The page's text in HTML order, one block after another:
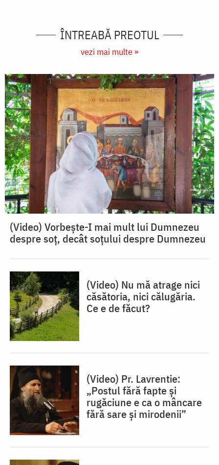
ÎNTREABĂ PREOTUL
vezi mai multe »
(Video) Vorbește-I mai mult lui Dumnezeu
despre soț, decât soțului despre Dumnezeu
(Video) Nu mă atrage nici
căsătoria, nici călugăria.
Ce e de făcut?
(Video) Pr. Lavrentie:
„Postul fără fapte și
rugăciune e ca o mâncare
fără sare și mirodenii”